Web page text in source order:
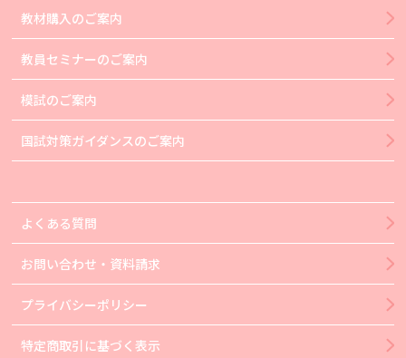
教材購入のご案内
教員セミナーのご案内
模試のご案内
国試対策ガイダンスのご案内
よくある質問
お問い合わせ・資料請求
プライバシーポリシー
特定商取引に基づく表示